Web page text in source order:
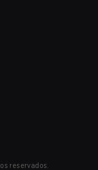
reservados.